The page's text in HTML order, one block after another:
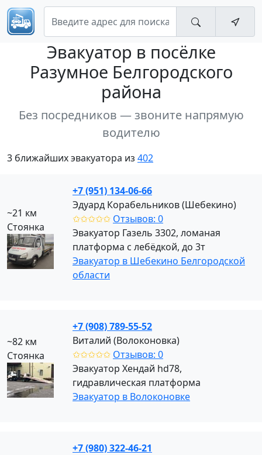
Эвакуатор в посёлке
Разумное Белгородского
района
Без посредников — звоните напрямую
водителю
3 ближайших эвакуатора из 402
~21 км
Стоянка
+7 (951) 134-06-66
Эдуард Корабельников (Шебекино)
✩✩✩✩✩ Отзывов: 0
Эвакуатор Газель 3302, ломаная
платформа с лебёдкой, до 3т
Эвакуатор в Шебекино Белгородской
области
~82 км
Стоянка
+7 (908) 789-55-52
Виталий (Волоконовка)
✩✩✩✩✩ Отзывов: 0
Эвакуатор Хендай hd78,
гидравлическая платформа
Эвакуатор в Волоконовке
+7 (980) 322-46-21